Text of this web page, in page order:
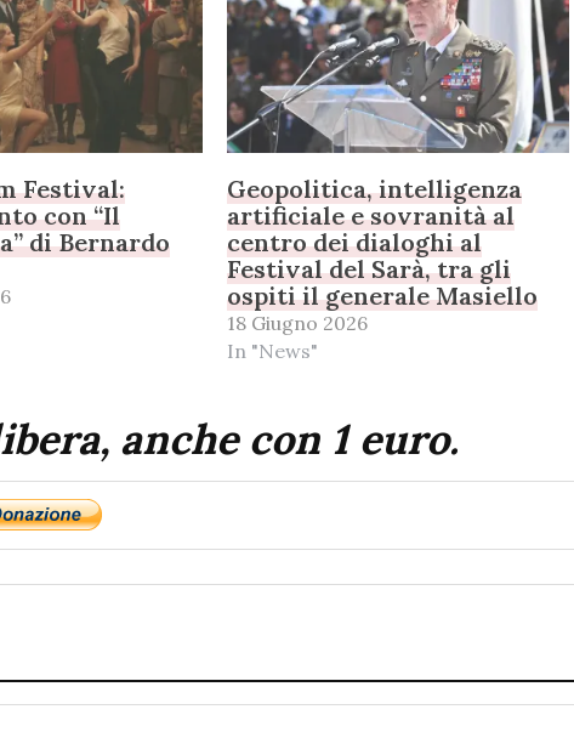
Festival:
con “Il
di Bernardo
Geopolitica, intelligenza
artificiale e sovranità al
centro dei dialoghi al
Festival del Sarà, tra gli
ospiti il generale Masiello
18 Giugno 2026
In "News"
anche con 1 euro.